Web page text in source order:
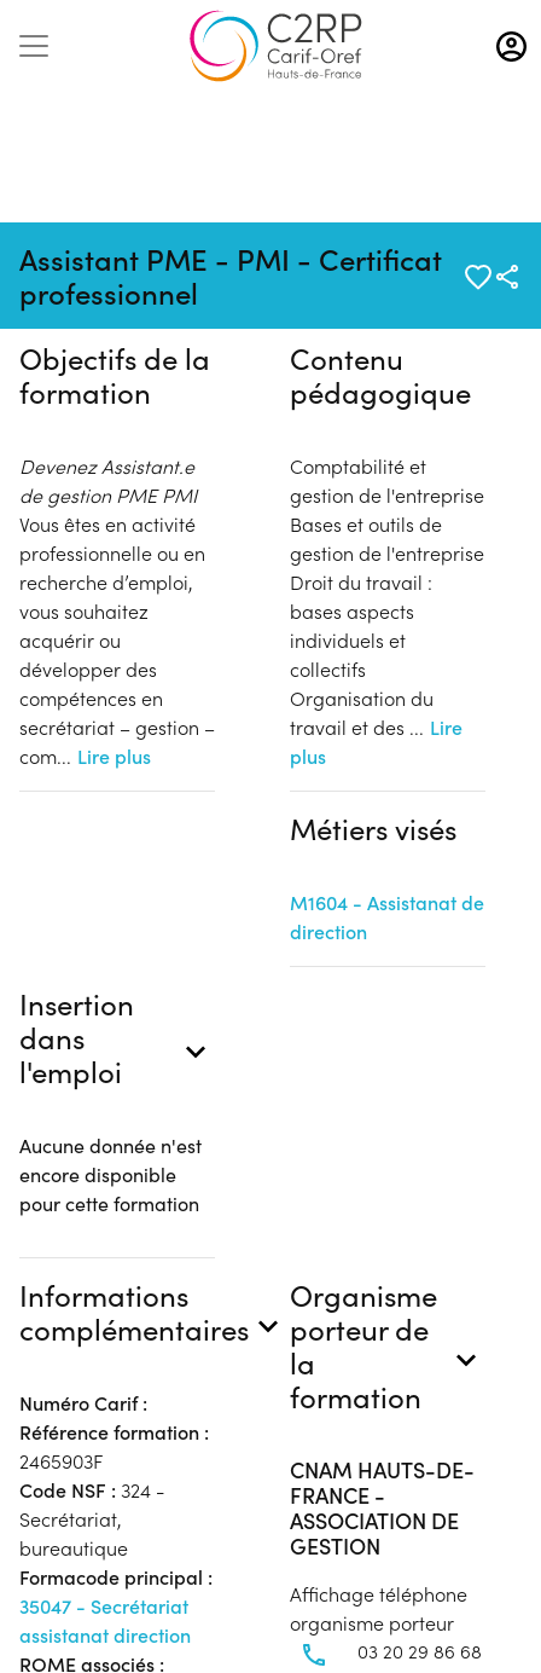
Aller
au
contenu
Assistant PME - PMI - Certificat
professionnel
Pas de session programmée en
ce moment
Objectifs de la
formation
Devenez Assistant.e
de gestion PME PMI
Vous êtes en activité
professionnelle ou en
recherche d’emploi,
vous souhaitez
acquérir ou
développer des
compétences en
secrétariat – gestion –
com... Lire plus
Contenu
pédagogique
Comptabilité et
gestion de l'entreprise
Bases et outils de
gestion de l'entreprise
Droit du travail :
bases aspects
individuels et
collectifs
Organisation du
travail et des ... Lire
plus
Métiers visés
M1604 - Assistanat de
direction
Insertion
dans
l'emploi
Aucune donnée n'est
encore disponible
pour cette formation
Informations
complémentaires
Numéro Carif :
Référence formation :
2465903F
Code NSF : 324 -
Secrétariat,
bureautique
Formacode principal :
35047 - Secrétariat
assistanat direction
ROME associés :
Organisme
porteur de
la
formation
CNAM HAUTS-DE-
FRANCE -
ASSOCIATION DE
GESTION
Affichage téléphone
organisme porteur
03 20 29 86 68